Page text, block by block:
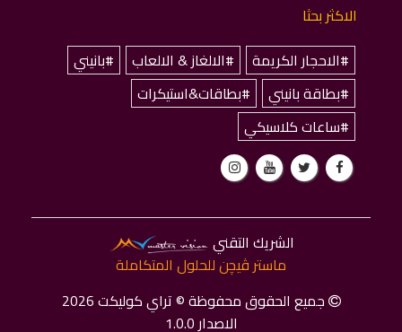
الاكثر بحثا
#الاحجار الكريمة
#الالغاز & الالعاب
#بانيني
#بطاقة بانيني
#بطاقات&استيكرات
#ساعات كلاسيكي
الشريك التقني
ماستر ﭬﻴﭽﻦ للحلول المتكاملة
جميع الحقوق محفوظة © تراي كوليكت 2026
الاصدار 1.0.0